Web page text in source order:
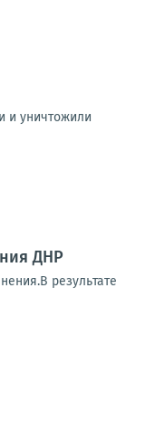
и уничтожили
ДНР
результате